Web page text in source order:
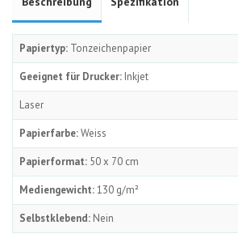
Papiertyp: Tonzeichenpapier
Geeignet für Drucker: Inkjet
Laser
Papierfarbe:Weiss
Papierformat: 50 x 70 cm
Mediengewicht:130 g/m²
Selbstklebend: Nein